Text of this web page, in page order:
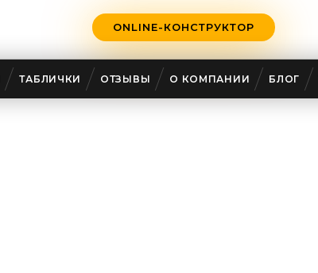
ONLINE-КОНСТРУКТОР
ТАБЛИЧКИ ОТЗЫВЫ О КОМПАНИИ БЛОГ